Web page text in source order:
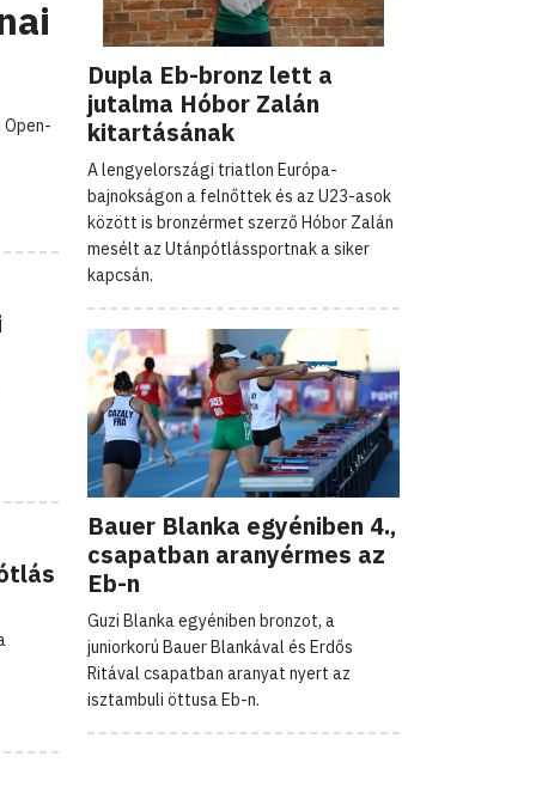
Dupla Eb-bronz lett a
jutalma Hóbor Zalán
kitartásának
A lengyelországi triatlon Európa-
bajnokságon a felnőttek és az U23-asok
között is bronzérmet szerző Hóbor Zalán
mesélt az Utánpótlássportnak a siker
kapcsán.
Bauer Blanka egyéniben 4.,
csapatban aranyérmes az
Eb-n
Guzi Blanka egyéniben bronzot, a
juniorkorú Bauer Blankával és Erdős
Ritával csapatban aranyat nyert az
isztambuli öttusa Eb-n.